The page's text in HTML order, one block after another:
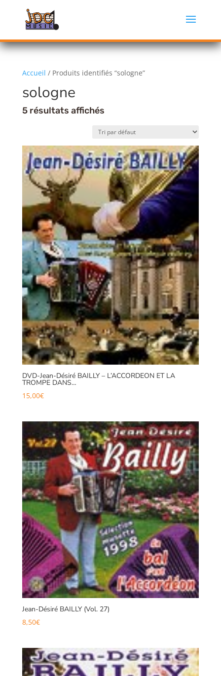
Accueil / Produits identifiés “sologne”
sologne
5 résultats affichés
DVD-Jean-Désiré BAILLY – L’ACCORDEON ET LA
TROMPE DANS…
15,00€
Jean-Désiré BAILLY (Vol. 27)
8,50€